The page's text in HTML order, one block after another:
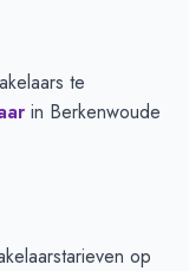
te
in Berkenwoude
op